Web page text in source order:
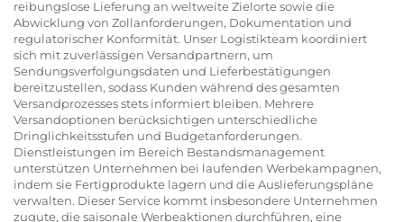
reibungslose Lieferung an weltweite Zielorte sowie die
Abwicklung von Zollanforderungen, Dokumentation und
regulatorischer Konformität. Unser Logistikteam koordiniert
sich mit zuverlässigen Versandpartnern, um
Sendungsverfolgungsdaten und Lieferbestätigungen
bereitzustellen, sodass Kunden während des gesamten
Versandprozesses stets informiert bleiben. Mehrere
Versandoptionen berücksichtigen unterschiedliche
Dringlichkeitsstufen und Budgetanforderungen.
Dienstleistungen im Bereich Bestandsmanagement
unterstützen Unternehmen bei laufenden Werbekampagnen,
indem sie Fertigprodukte lagern und die Auslieferungspläne
verwalten. Dieser Service kommt insbesondere Unternehmen
zugute, die saisonale Werbeaktionen durchführen, eine